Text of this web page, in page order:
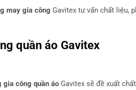
may gia công Gavitex tư vấn chất liệu,
quần áo Gavitex
gia công quần áo Gavitex sẽ đề xuất